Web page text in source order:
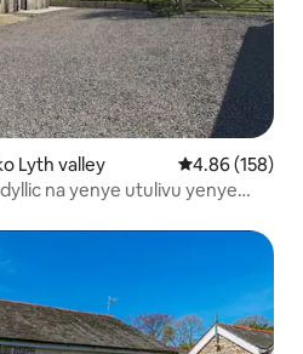
Lyth valley Ukadiriaji wa
4.86 (158)
na yenye utulivu yenye